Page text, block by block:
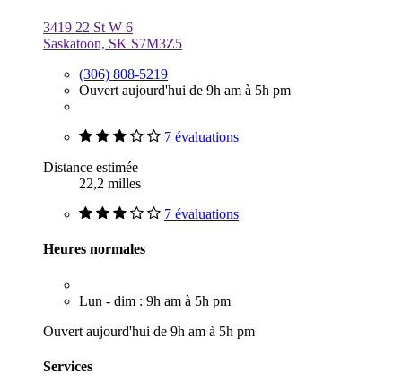
3419 22 St W 6
Saskatoon, SK S7M3Z5
(306) 808-5219
Ouvert aujourd'hui de 9h am à 5h pm
7 évaluations
Distance estimée
22,2 milles
7 évaluations
Heures normales
Lun - dim : 9h am à 5h pm
Ouvert aujourd'hui de 9h am à 5h pm
Services